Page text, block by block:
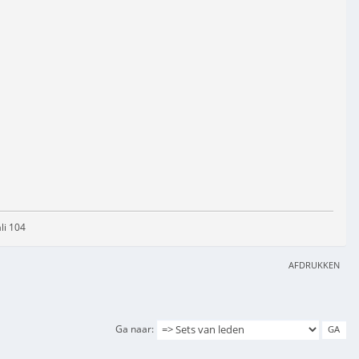
104
AFDRUKKEN
Ga naar